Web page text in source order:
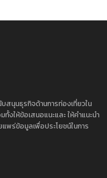
สนุนธุรกิจด้านการท่องเที่ยวใน
งให้ข้อเสนอแนะและ ให้คำแนะนำ
พร่ข้อมูลเพื่อประโยชน์ในการ